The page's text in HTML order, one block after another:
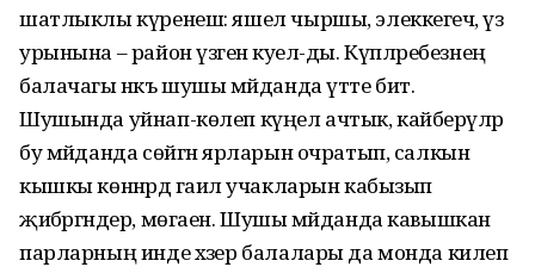
шатлыклы күренеш: яшел чыршы, элеккегечә, үз
урынына – район үзәгенә куел-ды. Күпләребезнең
балачагы нәкъ шушы мәйданда үтте бит.
Шушында уйнап-көлеп күңел ачтык, кайберәүләр
бу мәйданда сөйгән ярларын очратып, салкын
кышкы көннәрдә гаилә учакларын кабызып
җибәргәндер, мөгаен. Шушы мәйданда кавышкан
парларның инде хәзер балалары да монда килеп